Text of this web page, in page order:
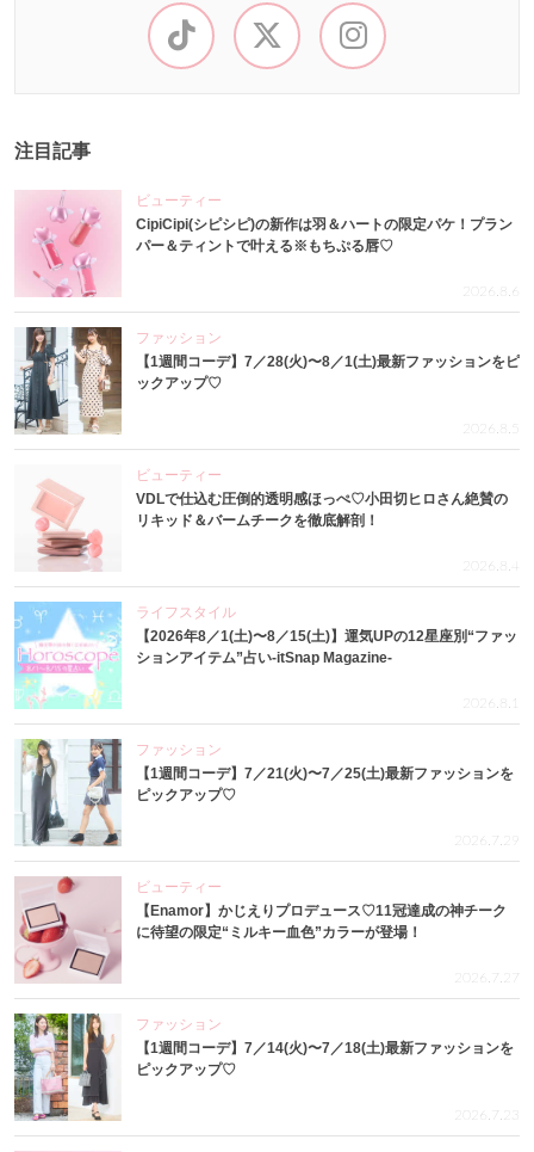
注目記事
ビューティー
CipiCipi(シピシピ)の新作は羽＆ハートの限定パケ！プラン
パー＆ティントで叶える※もちぷる唇♡
2026.8.6
ファッション
【1週間コーデ】7／28(火)〜8／1(土)最新ファッションをピ
ックアップ♡
2026.8.5
ビューティー
VDLで仕込む圧倒的透明感ほっぺ♡小田切ヒロさん絶賛の
リキッド＆バームチークを徹底解剖！
2026.8.4
ライフスタイル
【2026年8／1(土)〜8／15(土)】運気UPの12星座別“ファッ
ションアイテム”占い-itSnap Magazine-
2026.8.1
ファッション
【1週間コーデ】7／21(火)〜7／25(土)最新ファッションを
ピックアップ♡
2026.7.29
ビューティー
【Enamor】かじえりプロデュース♡11冠達成の神チーク
に待望の限定“ミルキー血色”カラーが登場！
2026.7.27
ファッション
【1週間コーデ】7／14(火)〜7／18(土)最新ファッションを
ピックアップ♡
2026.7.23